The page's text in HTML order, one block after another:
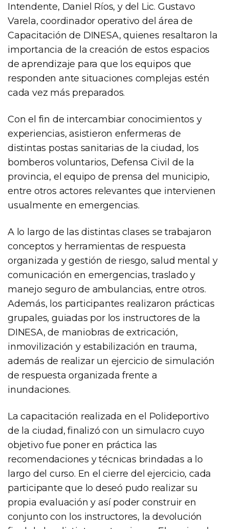
Intendente, Daniel Ríos, y del Lic. Gustavo
Varela, coordinador operativo del área de
Capacitación de DINESA, quienes resaltaron la
importancia de la creación de estos espacios
de aprendizaje para que los equipos que
responden ante situaciones complejas estén
cada vez más preparados.
Con el fin de intercambiar conocimientos y
experiencias, asistieron enfermeras de
distintas postas sanitarias de la ciudad, los
bomberos voluntarios, Defensa Civil de la
provincia, el equipo de prensa del municipio,
entre otros actores relevantes que intervienen
usualmente en emergencias.
A lo largo de las distintas clases se trabajaron
conceptos y herramientas de respuesta
organizada y gestión de riesgo, salud mental y
comunicación en emergencias, traslado y
manejo seguro de ambulancias, entre otros.
Además, los participantes realizaron prácticas
grupales, guiadas por los instructores de la
DINESA, de maniobras de extricación,
inmovilización y estabilización en trauma,
además de realizar un ejercicio de simulación
de respuesta organizada frente a
inundaciones.
La capacitación realizada en el Polideportivo
de la ciudad, finalizó con un simulacro cuyo
objetivo fue poner en práctica las
recomendaciones y técnicas brindadas a lo
largo del curso. En el cierre del ejercicio, cada
participante que lo deseó pudo realizar su
propia evaluación y así poder construir en
conjunto con los instructores, la devolución